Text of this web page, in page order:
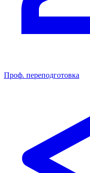
Проф. переподготовка